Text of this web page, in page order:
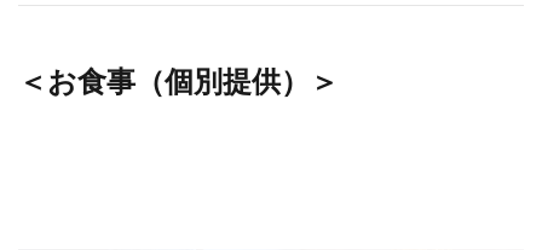
＜お食事（個別提供）＞